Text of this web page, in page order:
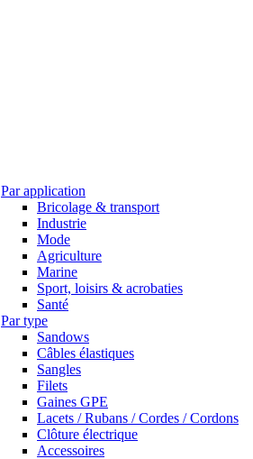
Par application
Bricolage & transport
Industrie
Mode
Agriculture
Marine
Sport, loisirs & acrobaties
Santé
Par type
Sandows
Câbles élastiques
Sangles
Filets
Gaines GPE
Lacets / Rubans / Cordes / Cordons
Clôture électrique
Accessoires